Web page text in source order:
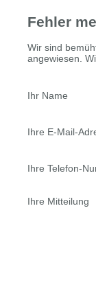
Fehler
Wir sind
angewiesen.
Ihr Name
Ihre E-Mail-
Ihre Telefon-
Ihre Mitteilung